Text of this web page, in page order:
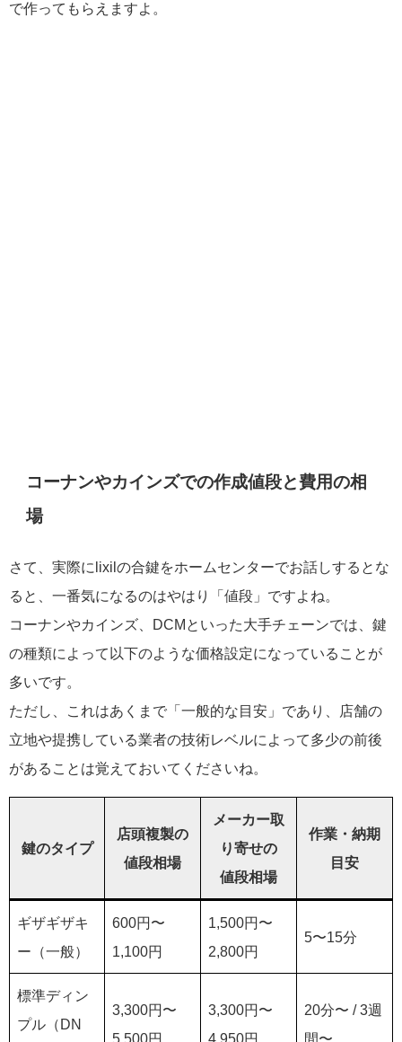
で作ってもらえますよ。
コーナンやカインズでの作成値段と費用の相
場
さて、実際にlixilの合鍵をホームセンターでお話しするとな
ると、一番気になるのはやはり「値段」ですよね。
コーナンやカインズ、DCMといった大手チェーンでは、鍵
の種類によって以下のような価格設定になっていることが
多いです。
ただし、これはあくまで「一般的な目安」であり、店舗の
立地や提携している業者の技術レベルによって多少の前後
があることは覚えておいてくださいね。
鍵のタイプ
店頭複製の
値段相場
メーカー取
り寄せの
値段相場
作業・納期
目安
ギザギザキ
ー（一般）
600円〜
1,100円
1,500円〜
2,800円
5〜15分
標準ディン
プル（DN
3,300円〜
5,500円
3,300円〜
4,950円
20分〜 / 3週
間〜